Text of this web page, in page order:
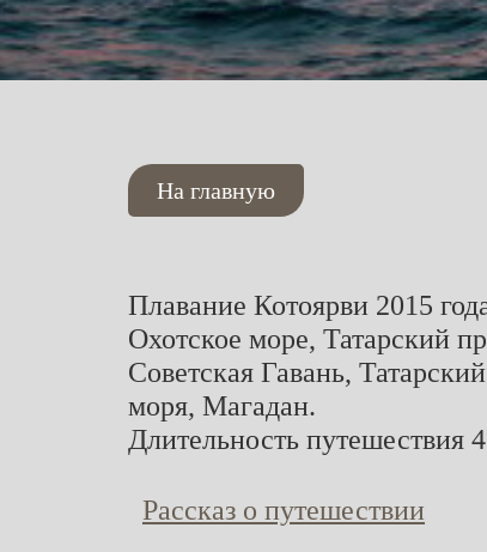
На главную
Плавание Котоярви 2015
Охотское море, Татарский
Советская Гавань,
моря, Магадан.
Длительность путешествия
Рассказ о путешествии